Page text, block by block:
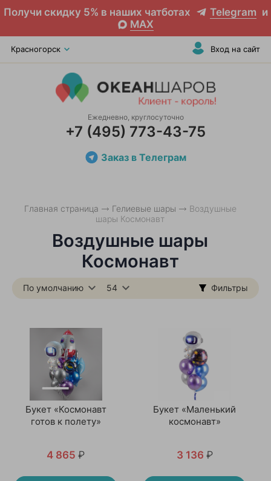
Получи скидку 5% в наших чатботах Telegram и
MAX
Красногорск Вход на сайт
Ежедневно, круглосуточно
+7 (495) 773-43-75
Заказ в Телеграм
Главная страница Гелиевые шары
Воздушные
шары Космонавт
Воздушные шары
Космонавт
Фильтры
По умолчанию 54
Букет «Космонавт
готов к полету»
4 865 ₽
Букет «Маленький
космонавт»
3 136 ₽